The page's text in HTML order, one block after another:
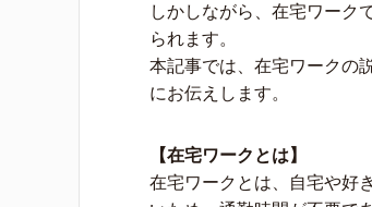
しかしながら、在宅ワーク
られます。
本記事では、在宅ワークの
にお伝えします。
【在宅ワークとは】
在宅ワークとは、自宅や好